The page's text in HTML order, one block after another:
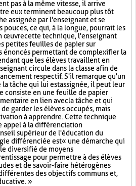
pas à la même vitesse, il arrive
eux terminent beaucoup plus tôt
assignée par l'enseignant et se
pouces, ce qui, à la longue, pourrait les
œuvre cette technique, l'enseignant
petites feuilles de papier sur
énoncés permettant de complexifier la
que les élèves travaillent en
circule dans la classe afin de
respectif. S'il remarque qu'un
tâche qui lui est assignée, il peut leur
consiste en une feuille de papier
en lien avec la tâche et qui
garder les élèves occupés, mais
à apprendre. Cette technique
appel à la différenciation
supérieur de l'éducation du
différenciée est « une démarche qui
diversifié de moyens
pour permettre à des élèves
et de savoir-faire hétérogènes
des objectifs communs et,
»